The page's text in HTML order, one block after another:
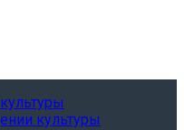
культуры